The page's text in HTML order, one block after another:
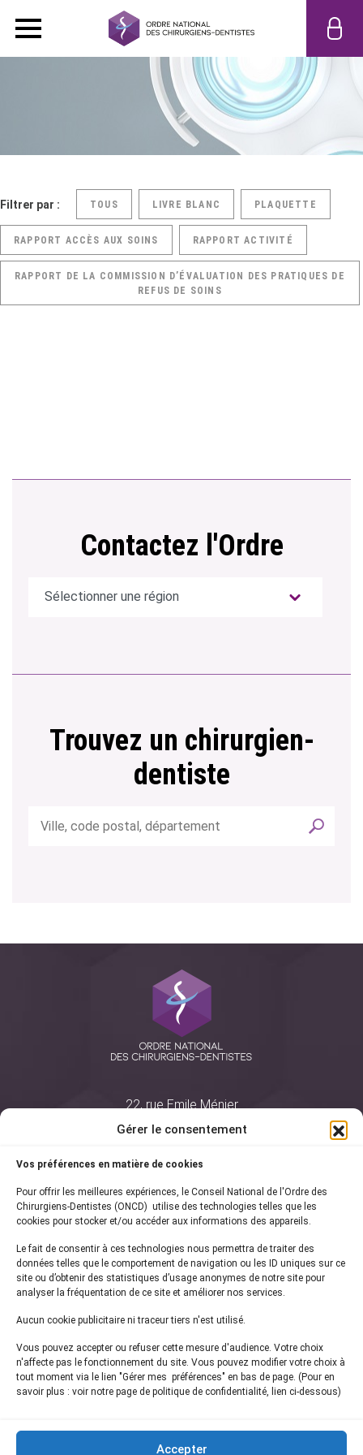
Gérer le consentement
Vos préférences en matière de cookies
Pour offrir les meilleures expériences, le Conseil National de l'Ordre des
Chirurgiens-Dentistes (ONCD) utilise des technologies telles que les
cookies pour stocker et/ou accéder aux informations des appareils.
Le fait de consentir à ces technologies nous permettra de traiter des
données telles que le comportement de navigation ou les ID uniques sur ce
site ou d’obtenir des statistiques d’usage anonymes de notre site pour
analyser la fréquentation de ce site et améliorer nos services.
Aucun cookie publicitaire ni traceur tiers n'est utilisé.
Vous pouvez accepter ou refuser cette mesure d'audience. Votre choix
n'affecte pas le fonctionnement du site. Vous pouvez modifier votre choix à
tout moment via le lien "Gérer mes préférences" en bas de page. (Pour en
savoir plus : voir notre page de politique de confidentialité, lien ci-dessous)
Accepter
Filtrer par : TOUS LIVRE BLANC PLAQUETTE
RAPPORT ACCÈS AUX SOINS RAPPORT ACTIVITÉ
RAPPORT DE LA COMMISSION D’ÉVALUATION DES PRATIQUES DE
REFUS DE SOINS
Contactez l'Ordre
Trouvez un chirurgien-
dentiste
22, rue Emile Ménier
75761 Paris Cedex 16
01 44 34 78 80
courrier@oncd.org
Actualités
Presse
Informations légales
Plan du site
Inscrivez-vous à notrenewsletter